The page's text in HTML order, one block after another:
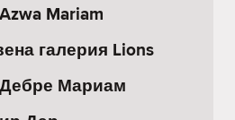
Mariam
галерия Lions
Мариам